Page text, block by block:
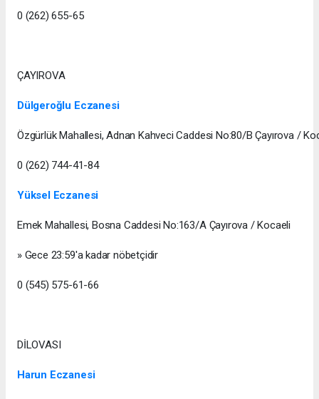
0 (262) 655-65
ÇAYIROVA
Dülgeroğlu Eczanesi
Özgürlük Mahallesi, Adnan Kahveci Caddesi No:80/B Çayırova /
0 (262) 744-41-84
Yüksel Eczanesi
Emek Mahallesi, Bosna Caddesi No:163/A Çayırova / Kocaeli
» Gece 23:59'a kadar nöbetçidir
0 (545) 575-61-66
DİLOVASI
Harun Eczanesi